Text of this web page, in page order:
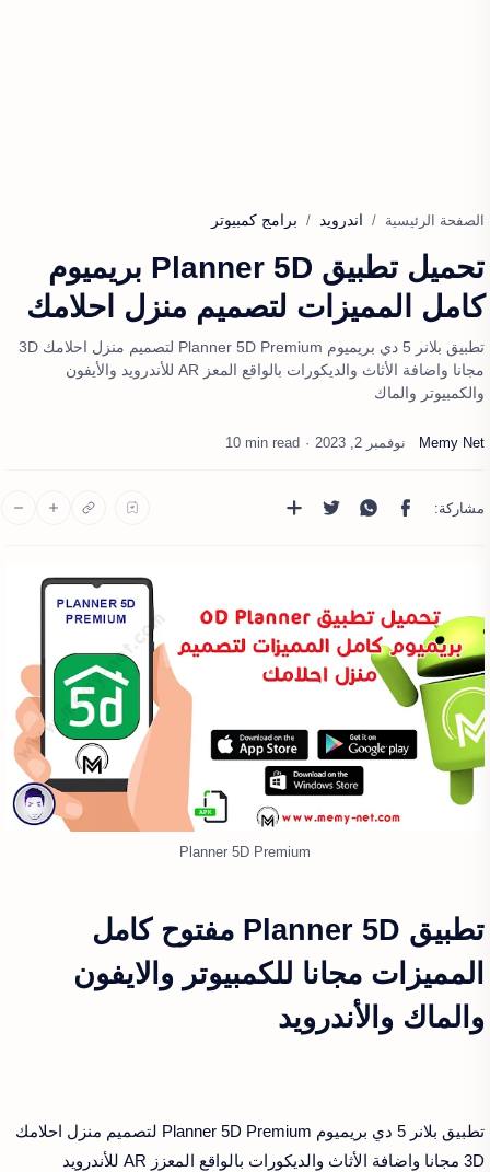
الصفحة الرئيسية اندرويد برامج كمبيوتر
تحميل تطبيق Planner 5D بريميوم
كامل المميزات لتصميم منزل احلامك
تطبيق بلانر 5 دي بريميوم Planner 5D Premium لتصميم منزل احلامك 3D
مجانا واضافة الأثاث والديكورات بالواقع المعز AR للأندرويد والأيفون
والكمبيوتر والماك
10 min read
Planner 5D Premium
تطبيق Planner 5D مفتوح كامل
المميزات مجانا للكمبيوتر والايفون
والماك والأندرويد
تطبيق بلانر 5 دي بريميوم Planner 5D Premium لتصميم منزل احلامك
3D مجانا واضافة الأثاث والديكورات بالواقع المعزز AR للأندرويد